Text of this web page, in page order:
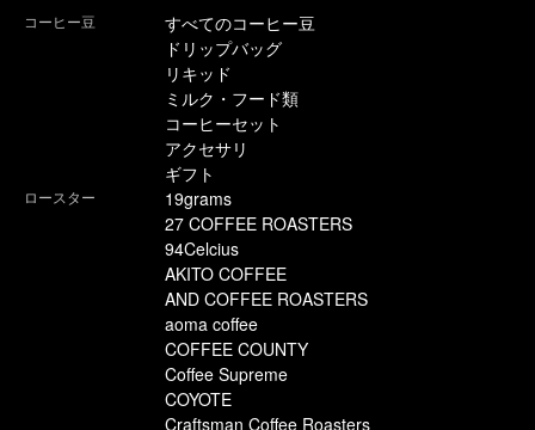
コーヒー豆
すべてのコーヒー豆
ドリップバッグ
リキッド
ミルク・フード類
コーヒーセット
アクセサリ
ギフト
ロースター
19grams
27 COFFEE ROASTERS
94Celcius
AKITO COFFEE
AND COFFEE ROASTERS
aoma coffee
COFFEE COUNTY
Coffee Supreme
COYOTE
Craftsman Coffee Roasters